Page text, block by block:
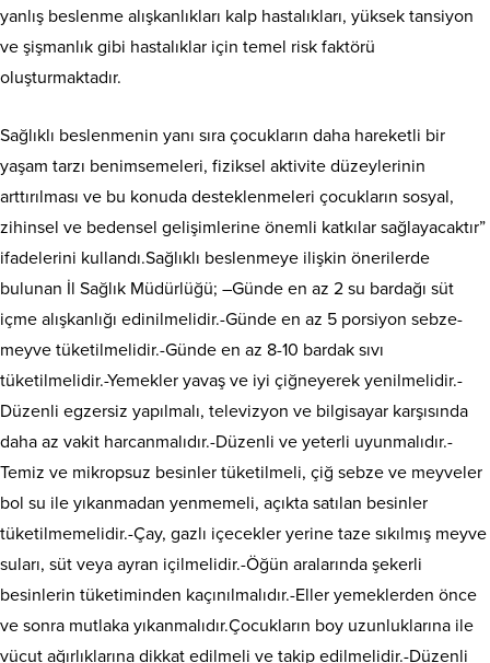
yanlış beslenme alışkanlıkları kalp hastalıkları, yüksek tansiyon
ve şişmanlık gibi hastalıklar için temel risk faktörü
oluşturmaktadır.
Sağlıklı beslenmenin yanı sıra çocukların daha hareketli bir
yaşam tarzı benimsemeleri, fiziksel aktivite düzeylerinin
arttırılması ve bu konuda desteklenmeleri çocukların sosyal,
zihinsel ve bedensel gelişimlerine önemli katkılar sağlayacaktır”
ifadelerini kullandı.Sağlıklı beslenmeye ilişkin önerilerde
bulunan İl Sağlık Müdürlüğü; –Günde en az 2 su bardağı süt
içme alışkanlığı edinilmelidir.-Günde en az 5 porsiyon sebze-
meyve tüketilmelidir.-Günde en az 8-10 bardak sıvı
tüketilmelidir.-Yemekler yavaş ve iyi çiğneyerek yenilmelidir.-
Düzenli egzersiz yapılmalı, televizyon ve bilgisayar karşısında
daha az vakit harcanmalıdır.-Düzenli ve yeterli uyunmalıdır.-
Temiz ve mikropsuz besinler tüketilmeli, çiğ sebze ve meyveler
bol su ile yıkanmadan yenmemeli, açıkta satılan besinler
tüketilmemelidir.-Çay, gazlı içecekler yerine taze sıkılmış meyve
suları, süt veya ayran içilmelidir.-Öğün aralarında şekerli
besinlerin tüketiminden kaçınılmalıdır.-Eller yemeklerden önce
ve sonra mutlaka yıkanmalıdır.Çocukların boy uzunluklarına ile
vücut ağırlıklarına dikkat edilmeli ve takip edilmelidir.-Düzenli